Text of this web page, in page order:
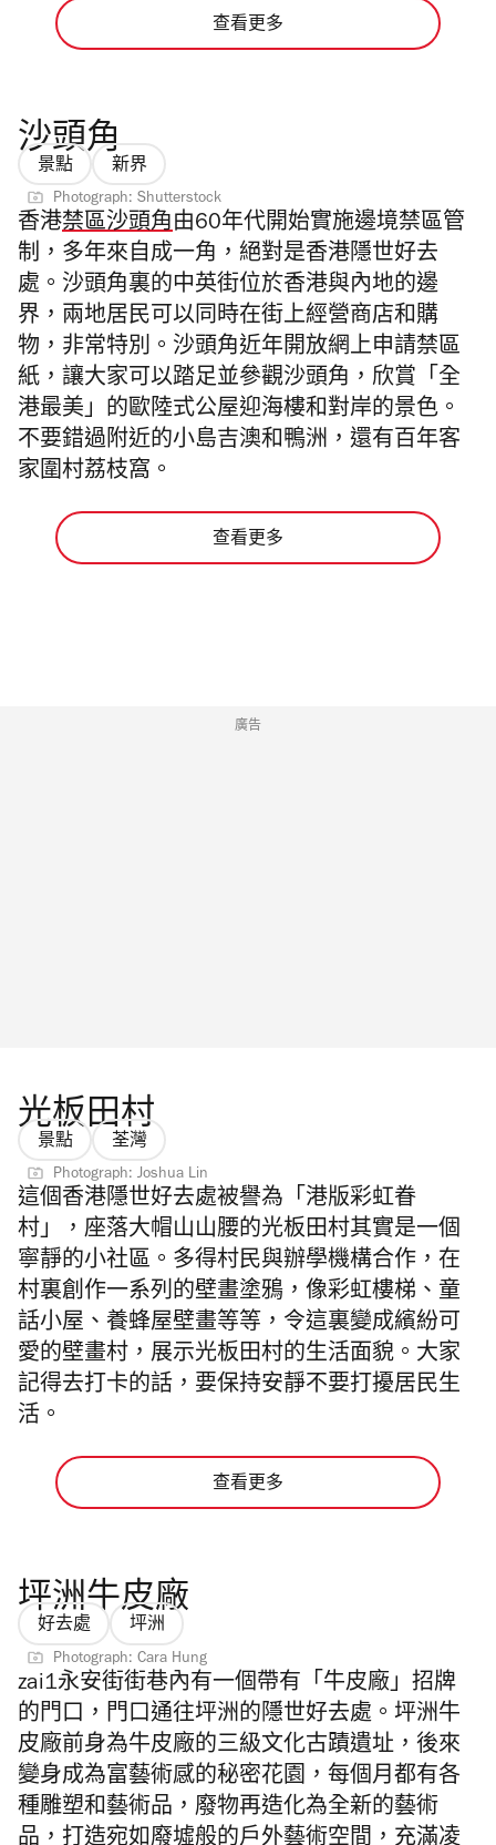
查看更多
沙頭角
景點 新界
Photograph: Shutterstock
香港禁區沙頭角由60年代開始實施邊境禁區管
制，多年來自成一角，絕對是香港隱世好去
處。沙頭角裏的中英街位於香港與內地的邊
界，兩地居民可以同時在街上經營商店和購
物，非常特別。 沙頭角近年開放網上申請禁區
紙，讓大家可以踏足並參觀沙頭角 ，欣賞 「全
港最美」的歐陸式公屋迎海樓和對岸的景色。
不要錯過附近的小島吉澳和鴨洲，還有百年客
家圍村荔枝窩。
查看更多
廣告
光板田村
景點 荃灣
Photograph: Joshua Lin
這個香港隱世好去處被譽為「港版彩虹眷
村」，座落大帽山山腰的光板田村其實是一個
寧靜的小社區。多得村民與辦學機構合作，在
村裏創作一系列的壁畫塗鴉，像彩虹樓梯、童
話小屋、養蜂屋壁畫等等， 令這裏變成繽紛可
愛的壁畫村 ， 展示光板田村的生活面貌。大家
記得去打卡的話，要保持安靜不要打擾居民生
活。
查看更多
坪洲牛皮廠
好去處 坪洲
Photograph: Cara Hung
zai1永安街街巷內有一個帶有「牛皮廠」招牌
的門口，門口通往坪洲的隱世好去處。坪洲牛
皮廠前身為牛皮廠的三級文化古蹟遺址，後來
變身成為富藝術感的秘密花園，每個月都有各
種雕塑和藝術品，廢物再造化為全新的藝術
品，打造宛如廢墟般的戶外藝術空間，充滿凌